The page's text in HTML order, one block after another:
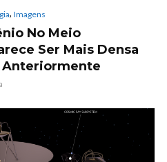
, Imagens
No Meio
Ser Mais Densa
Anteriormente